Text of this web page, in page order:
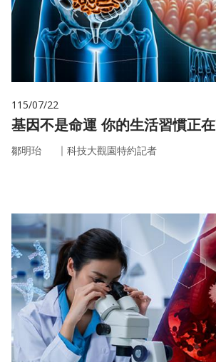
115/07/22
基因不是命運 你的生活
鄒明珆 ｜ 科技大觀園特約記者